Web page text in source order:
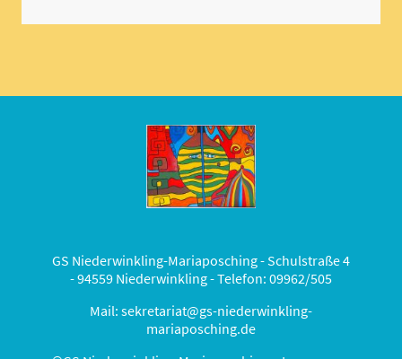
GS Niederwinkling-Mariaposching - Schulstraße 4
- 94559 Niederwinkling - Telefon: 09962/505
Mail: sekretariat@gs-niederwinkling-
mariaposching.de